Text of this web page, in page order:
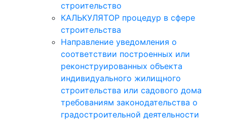
строительство
КАЛЬКУЛЯТОР процедур в сфере
строительства
Направление уведомления о
соответствии построенных или
реконструированных объекта
индивидуального жилищного
строительства или садового дома
требованиям законодательства о
градостроительной деятельности